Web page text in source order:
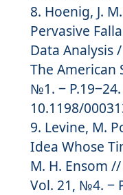
Hoenig, J.
Pervasive
Data Analysis
The American
№1. ‒
10.1198/
Levine, M.
Idea Whose
M. H. Ensom
Vol. 21, №4. ‒